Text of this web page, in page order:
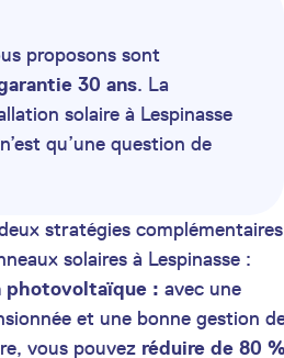
proposons sont
30 ans. La
solaire à Lespinasse
qu’une question de
stratégies complémentaires
solaires à Lespinasse :
photovoltaïque : avec une
et une bonne gestion
vous pouvez réduire de 80